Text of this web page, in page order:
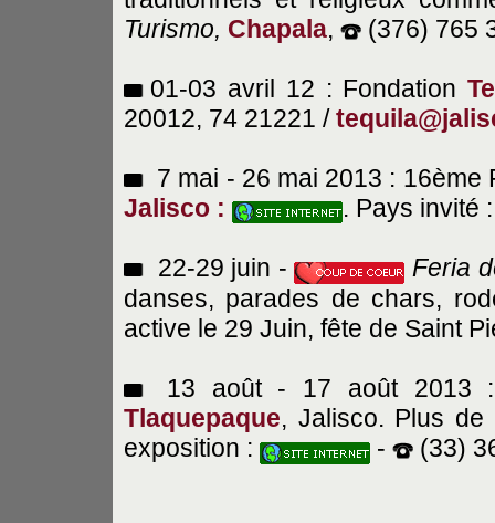
Turismo, Chapala, (376) 765
01-03 avril 12 : Fondation
20012, 74 21221 /
7 mai - 26 mai 2013 : 16ème
Jalisco :
. Pays invité
22-29 juin -
Feria
danses, parades de chars,
active le 29 Juin, fête de Saint
13 août - 17 août
Tlaquepaque, Jalisco. Plus de
exposition :
- (33)